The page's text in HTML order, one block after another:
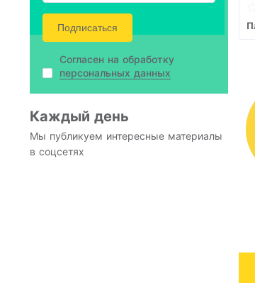
Подписаться
Согласен на обработку
персональных данных
Каждый день
Мы публикуем интересные материалы
в соцсетях